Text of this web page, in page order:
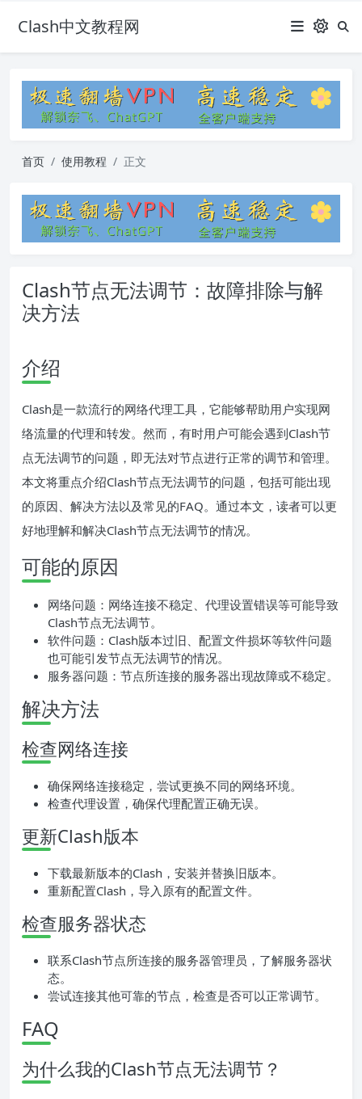
Clash中文教程网
首页 使用教程 正文
Clash节点无法调节：故障排除与解
决方法
介绍
Clash是一款流行的网络代理工具，它能够帮助用户实现网
络流量的代理和转发。然而，有时用户可能会遇到Clash节
点无法调节的问题，即无法对节点进行正常的调节和管理。
本文将重点介绍Clash节点无法调节的问题，包括可能出现
的原因、解决方法以及常见的FAQ。通过本文，读者可以更
好地理解和解决Clash节点无法调节的情况。
可能的原因
网络问题：网络连接不稳定、代理设置错误等可能导致
Clash节点无法调节。
软件问题：Clash版本过旧、配置文件损坏等软件问题
也可能引发节点无法调节的情况。
服务器问题：节点所连接的服务器出现故障或不稳定。
解决方法
检查网络连接
确保网络连接稳定，尝试更换不同的网络环境。
检查代理设置，确保代理配置正确无误。
更新Clash版本
下载最新版本的Clash，安装并替换旧版本。
重新配置Clash，导入原有的配置文件。
检查服务器状态
联系Clash节点所连接的服务器管理员，了解服务器状
态。
尝试连接其他可靠的节点，检查是否可以正常调节。
FAQ
为什么我的Clash节点无法调节？